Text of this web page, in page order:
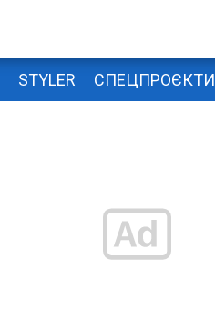
STYLER СПЕЦПРОЄКТИ